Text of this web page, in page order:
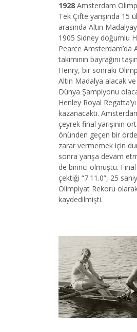
1928 Amsterdam
Tek Çifte yarışında 15
arasında Altın
1905 Sidney doğumlu
Pearce Amsterdam’da
takımının bayrağını
Henry, bir sonraki
Altın Madalya alacak
Dünya Şampiyonu
Henley Royal
kazanacaktı.
çeyrek final yarışının
önünden geçen bir
zarar vermemek için
sonra yarışa devam
de birinci olmuştu. Final
çektiği “7.11.0”, 25
Olimpiyat Rekoru
kaydedilmişti.